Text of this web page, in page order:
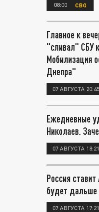
08:00 СВО
Главное к
"сливал" СБУ
Мобилизация
Днепра"
07 АВГУСТА 20:45
Ежедневные
Николаев.
07 АВГУСТА 18:21
Россия
будет дальше
07 АВГУСТА 17:21